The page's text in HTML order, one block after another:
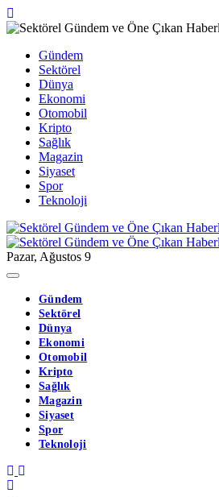
Gündem
Sektörel
Dünya
Ekonomi
Otomobil
Kripto
Sağlık
Magazin
Siyaset
Spor
Teknoloji
Pazar, Ağustos 9
Gündem
Sektörel
Dünya
Ekonomi
Otomobil
Kripto
Sağlık
Magazin
Siyaset
Spor
Teknoloji